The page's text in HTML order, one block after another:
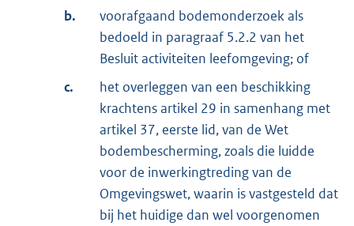
b.
voorafgaand bodemonderzoek als
bedoeld in paragraaf 5.2.2 van het
Besluit activiteiten leefomgeving; of
c.
het overleggen van een beschikking
krachtens artikel 29 in samenhang met
artikel 37, eerste lid, van de Wet
bodembescherming, zoals die luidde
voor de inwerkingtreding van de
Omgevingswet, waarin is vastgesteld dat
bij het huidige dan wel voorgenomen